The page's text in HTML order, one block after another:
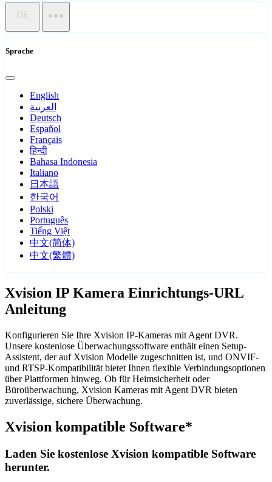
DE
Sprache
English
العربية
Deutsch
Español
Français
हिन्दी
Bahasa Indonesia
Italiano
日本語
한국어
Polski
Português
Tiếng Việt
中文(简体)
中文(繁體)
Xvision IP Kamera Einrichtungs-URL
Anleitung
Konfigurieren Sie Ihre Xvision IP-Kameras mit Agent DVR.
Unsere kostenlose Überwachungssoftware enthält einen Setup-
Assistent, der auf Xvision Modelle zugeschnitten ist, und ONVIF-
und RTSP-Kompatibilität bietet Ihnen flexible Verbindungsoptionen
über Plattformen hinweg. Ob für Heimsicherheit oder
Büroüberwachung, Xvision Kameras mit Agent DVR bieten
zuverlässige, sichere Überwachung.
Xvision kompatible Software*
Laden Sie kostenlose Xvision kompatible Software
herunter.